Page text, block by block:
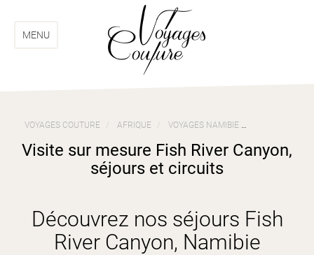
menu
contenuMENU
VOYAGES COUTURE AFRIQUE VOYAGES NAMIBIE
Visite sur mesure Fish River Canyon,
séjours et circuits
Découvrez nos séjours Fish
River Canyon, Namibie